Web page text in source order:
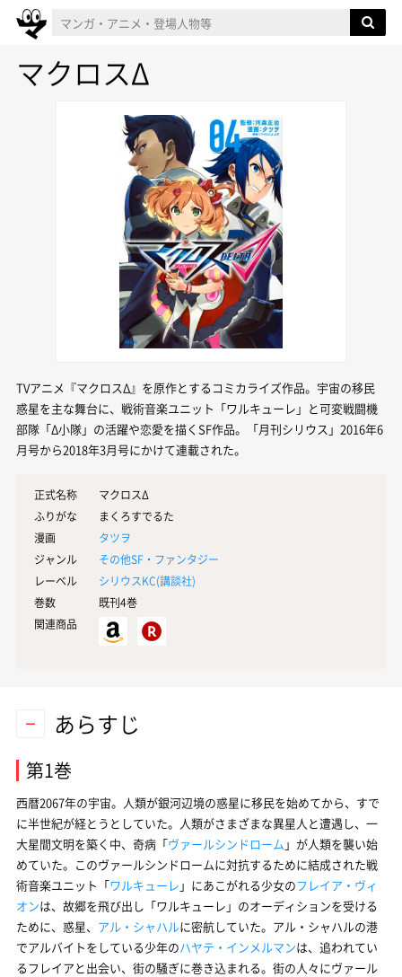
マクロスΔ
TVアニメ『マクロスΔ』を原作とするコミカライズ作品。宇宙の移民
惑星を主な舞台に、戦術音楽ユニット「ワルキューレ」と可変戦闘機
部隊「Δ小隊」の活躍や恋愛を描くSF作品。「月刊シリウス」2016年6
月号から2018年3月号にかけて連載された。
正式名称
マクロスΔ
ふりがな
まくろすでるた
漫画
タツヲ
ジャンル
その他SF・ファンタジー
レーベル
シリウスKC(講談社)
巻数
既刊4巻
関連商品
あらすじ
第1巻
西暦2067年の宇宙。人類が銀河辺境の惑星に移民を始めてから、すで
に半世紀が経とうとしていた。人類がさまざまな異星人と遭遇し、一
大星間文明を築く中、奇病「ヴァールシンドローム 」が人類を襲い始
めていた。このヴァールシンドロームに対抗するために結成された戦
術音楽ユニット「ワルキューレ 」にあこがれる少女のフレイア・ヴィ
オンは、故郷を飛び出し「ワルキューレ」のオーディションを受ける
ために、惑星、 アル・シャハルに密航していた。アル・シャハルの港
でアルバイトをしている少年のハヤテ・インメルマンは、追われてい
るフレイアと出会い、街の騒ぎに巻き込まれる。街の人々にヴァール